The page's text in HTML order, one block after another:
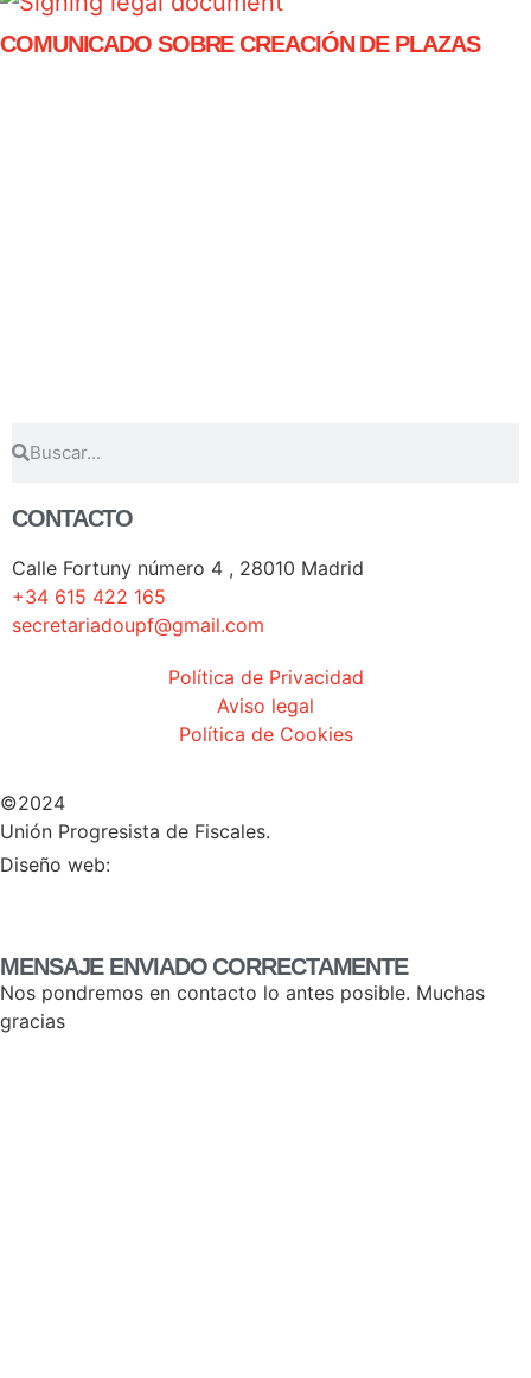
COMUNICADO SOBRE CREACIÓN DE PLAZAS
CONTACTO
Calle Fortuny número 4 , 28010 Madrid
+34 615 422 165
secretariadoupf@gmail.com
Política de Privacidad
Aviso legal
Política de Cookies
©2024
Unión Progresista de Fiscales.
Diseño web:
MENSAJE ENVIADO CORRECTAMENTE
Nos pondremos en contacto lo antes posible. Muchas
gracias